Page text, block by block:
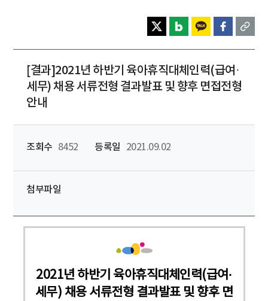
[결과]2021년 하반기 육아휴직대체인력(급여·
세무) 채용 서류전형 결과발표 및 향후 면접전형
안내
조회수 8452 등록일 2021.09.02
첨부파일
2021년 하반기 육아휴직대체인력(급여·
세무) 채용 서류전형 결과발표 및 향후 면